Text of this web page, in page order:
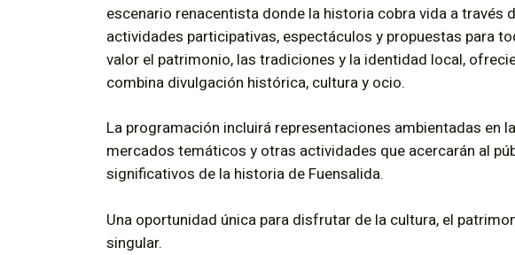
escenario renacentista donde la historia cobra vida a través
actividades participativas, espectáculos y propuestas para
valor el patrimonio, las tradiciones y la identidad local,
combina divulgación histórica, cultura y ocio.
La programación incluirá representaciones ambientadas en
mercados temáticos y otras actividades que acercarán al
significativos de la historia de Fuensalida.
Una oportunidad única para disfrutar de la cultura, el
singular.